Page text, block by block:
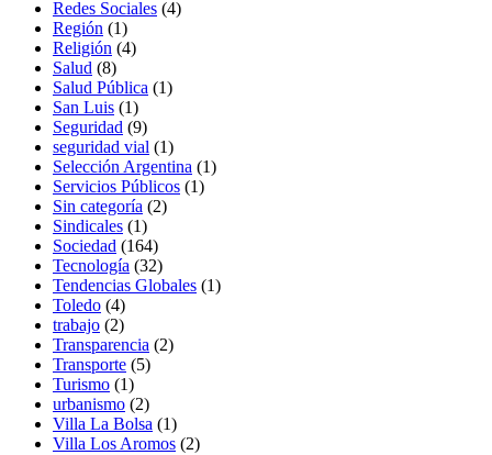
Redes Sociales (4)
Región (1)
Religión (4)
Salud (8)
Salud Pública (1)
San Luis (1)
Seguridad (9)
seguridad vial (1)
Selección Argentina (1)
Servicios Públicos (1)
Sin categoría (2)
Sindicales (1)
Sociedad (164)
Tecnología (32)
Tendencias Globales (1)
Toledo (4)
trabajo (2)
Transparencia (2)
Transporte (5)
Turismo (1)
urbanismo (2)
Villa La Bolsa (1)
Villa Los Aromos (2)